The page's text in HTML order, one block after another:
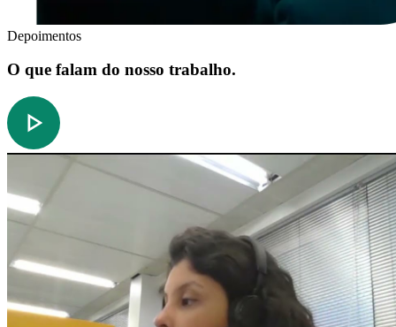
Depoimentos
O que falam do nosso trabalho.